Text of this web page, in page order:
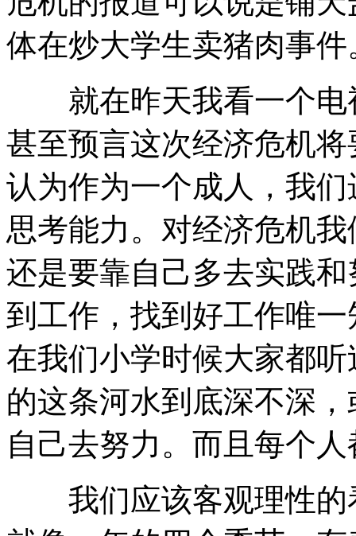
体在炒大学生卖猪肉事件
就在昨天我看一个电
甚至预言这次经济危机
认为作为一个成人，我
思考能力。对经济危机
还是要靠自己多去实践
到工作，找到好工作唯
在我们小学时候大家都
的这条河水到底深不深
自己去努力。而且每个
我们应该客观理性的